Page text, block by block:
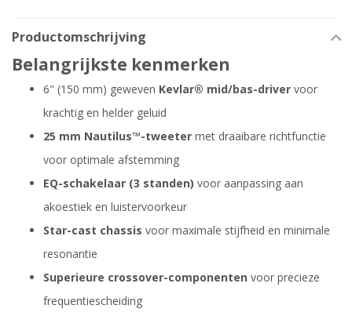
Productomschrijving
Belangrijkste kenmerken
6" (150 mm) geweven Kevlar® mid/bas-driver voor
krachtig en helder geluid
25 mm Nautilus™-tweeter met draaibare richtfunctie
voor optimale afstemming
EQ-schakelaar (3 standen) voor aanpassing aan
akoestiek en luistervoorkeur
Star-cast chassis voor maximale stijfheid en minimale
resonantie
Superieure crossover-componenten voor precieze
frequentiescheiding